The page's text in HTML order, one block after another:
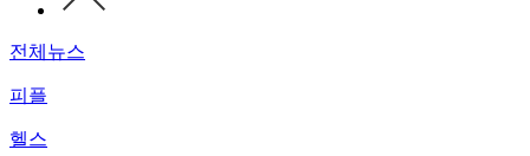
전체뉴스
피플
헬스